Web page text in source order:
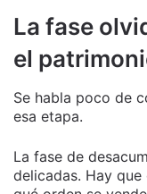
La fase
el
Se habla poco de
esa etapa.
La fase de
delicadas. Hay